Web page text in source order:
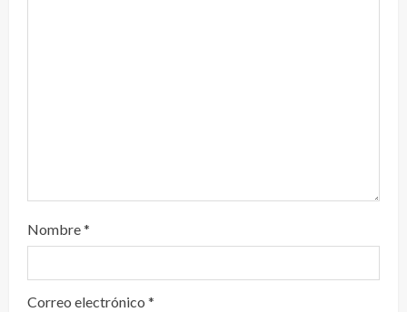
Nombre*
Correo electrónico *